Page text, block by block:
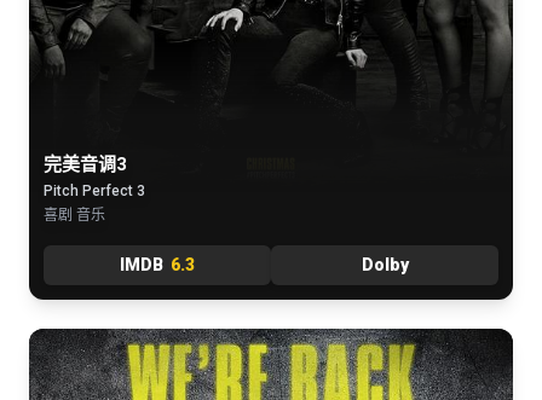
完美音调3
Pitch Perfect 3
喜剧 音乐
IMDB 6.3 Dolby